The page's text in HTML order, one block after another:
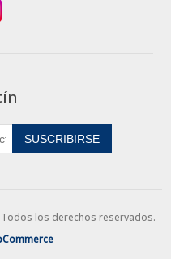
SUSCRIBIRSE
los derechos reservados.